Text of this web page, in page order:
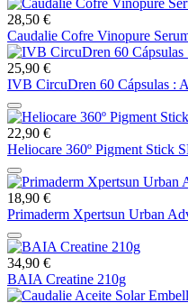
28,50 €
Caudalie Cofre Vinopure
25,90 €
IVB CircuDren 60 Cápsulas :
22,90 €
Heliocare 360º Pigment Stick
18,90 €
Primaderm Xpertsun Urban
34,90 €
BAIA Creatine 210g